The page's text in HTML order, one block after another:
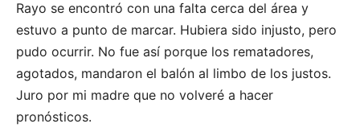
Rayo se encontró con una falta cerca del área y
estuvo a punto de marcar. Hubiera sido injusto, pero
pudo ocurrir. No fue así porque los rematadores,
agotados, mandaron el balón al limbo de los justos.
Juro por mi madre que no volveré a hacer
pronósticos.